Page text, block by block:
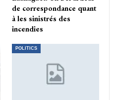
de correspondance quant
à les sinistrés des
incendies
POLITICS